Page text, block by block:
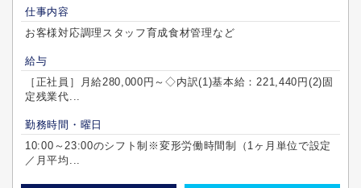
仕事内容
お客様対応調理スタッフ育成食材管理など
給与
［正社員］月給280,000円～◇内訳(1)基本給：221,440円(2)固
定残業代...
勤務時間・曜日
10:00～23:00のシフト制※変形労働時間制（1ヶ月単位で設定
／月平均...